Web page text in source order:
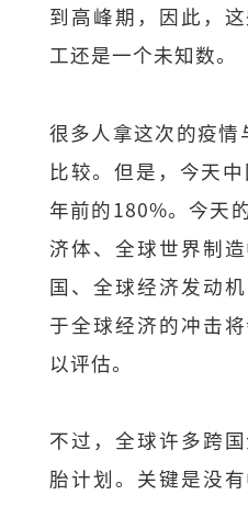
到高峰期，因此，
工还是一个未知数。
很多人拿这次的疫情
比较。但是，今天
年前的180%。今天
济体、全球世界制
国、全球经济发动
于全球经济的冲击
以评估。
不过，全球许多跨
胎计划。关键是没